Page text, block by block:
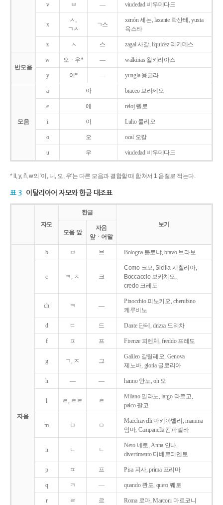
v ㅂ ― viudedad 비우데다드
x
ㅅ,
ㄱㅅ
ㄱ스
xenón 세논, laxante 락산테, yuxta
육스타
z ㅅ 스 zagal 사갈, liquidez 리키데스
반모음
w 오ㆍ우* ― walkirias 왈키리아스
y 이* ― yungla 융글라
모음
a 아 braceo 브라세오
e 에 reloj 렐로
i 이 Lulio 룰리오
o 오 ocal 오칼
u 우 viudedad 비우데다드
* ll, y, ñ, w의 '이, 니, 오, 우'는 다른 모음과 결합할 때 합쳐서 1 음절로 적는다.
표 3 이탈리아어 자모와 한글 대조표
자모
한글
보기
모음 앞
자음
앞ㆍ어말
자음
b ㅂ 브 Bologna 볼로냐, bravo 브라보
c ㅋ, ㅊ 크
Como 코모, Sicilia 시칠리아,
Boccaccio 보카치오,
credo 크레도
ch ㅋ ―
Pinocchio 피노키오, cherubino
케루비노
d ㄷ 드 Dante 단테, drizza 드리차
f ㅍ 프 Firenze 피렌체, freddo 프레도
g ㄱ, ㅈ 그
Galileo 갈릴레오, Genova
제노바, gloria 글로리아
h ― ― hanno 안노, oh 오
l ㄹ, ㄹㄹ ㄹ
Milano 밀라노, largo 라르고,
palco 팔코
m ㅁ ㅁ
Macchiavelli 마키아벨리, mamma
맘마, Campanella 캄파넬라
n ㄴ ㄴ
Nero 네로, Anna 안나,
divertimento 디베르티멘토
p ㅍ 프 Pisa 피사, prima 프리마
q ㅋ ― quando 콴도, queto 퀘토
r ㄹ 르 Roma 로마, Marconi 마르코니